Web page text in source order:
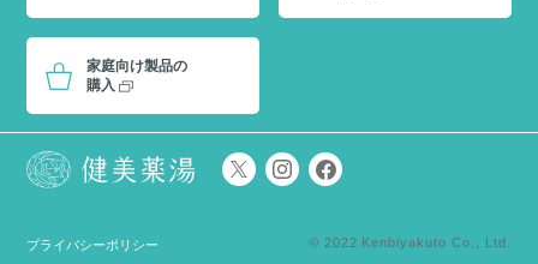
家庭向け製品の
購入
プライバシーポリシー © 2022 Kenbiyakuto Co., Ltd.